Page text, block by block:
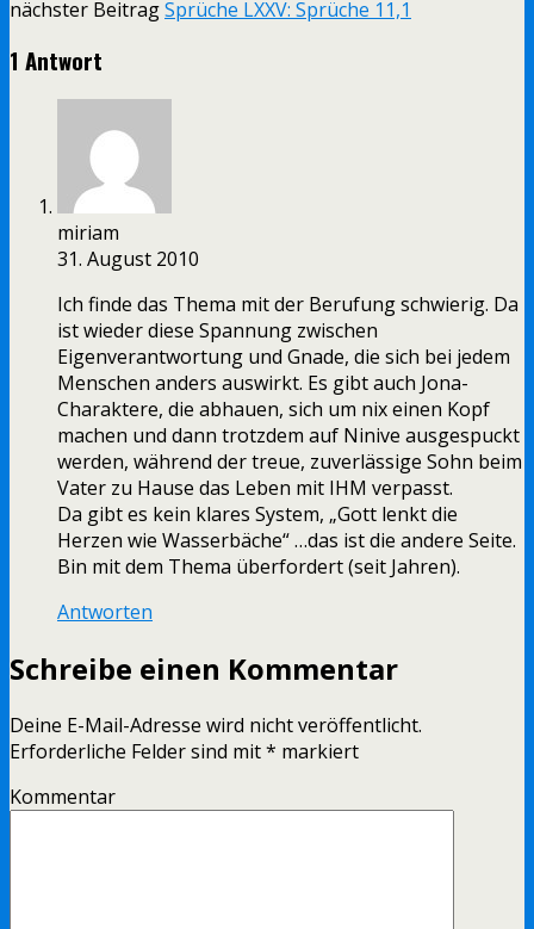
nächster BeitragSprüche LXXV: Sprüche 11,1
1 Antwort
miriam
31. August 2010
Ich finde das Thema mit der Berufung schwierig. Da
ist wieder diese Spannung zwischen
Eigenverantwortung und Gnade, die sich bei jedem
Menschen anders auswirkt. Es gibt auch Jona-
Charaktere, die abhauen, sich um nix einen Kopf
machen und dann trotzdem auf Ninive ausgespuckt
werden, während der treue, zuverlässige Sohn beim
Vater zu Hause das Leben mit IHM verpasst.
Da gibt es kein klares System, „Gott lenkt die
Herzen wie Wasserbäche“ …das ist die andere Seite.
Bin mit dem Thema überfordert (seit Jahren).
Antworten
Schreibe einen Kommentar
Deine E-Mail-Adresse wird nicht veröffentlicht.
Erforderliche Felder sind mit* markiert
Kommentar